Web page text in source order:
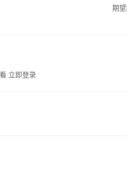
期望
立即登录